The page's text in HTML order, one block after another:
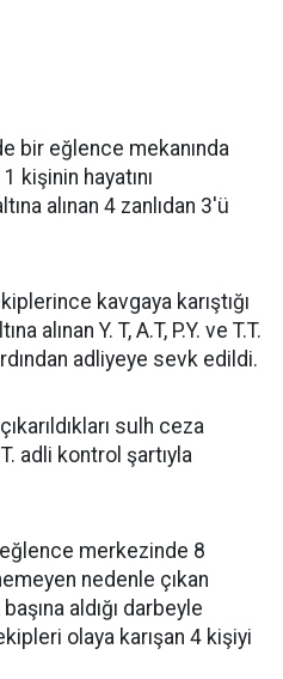
bir eğlence mekanında
kişinin hayatını
alınan 4 zanlıdan 3'ü
kavgaya karıştığı
alınan Y. T, A.T, P.Y. ve T.T.
adliyeye sevk edildi.
sulh ceza
adli kontrol şartıyla
merkezinde 8
nedenle çıkan
aldığı darbeyle
olaya karışan 4 kişiyi